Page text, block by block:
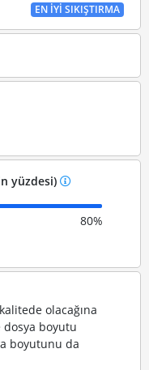
EN IYI SIKIŞTIRMA
yüzdesi)
80%
olacağına
boyutu
boyutunu da